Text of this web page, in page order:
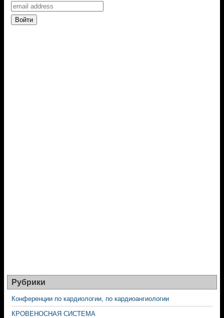
Рубрики
Конференции по кардиологии, по кардиоангиологии
КРОВЕНОСНАЯ СИСТЕМА